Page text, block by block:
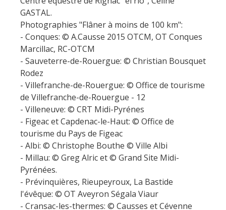
GASTAL.
Photographies "Flâner à moins de 100 km":
- Conques: © A.Causse 2015 OTCM, OT Conques
Marcillac, RC-OTCM
- Sauveterre-de-Rouergue: © Christian Bousquet
Rodez
- Villefranche-de-Rouergue: © Office de tourisme
de Villefranche-de-Rouergue - 12
- Villeneuve: © CRT Midi-Pyrénes
- Figeac et Capdenac-le-Haut: © Office de
tourisme du Pays de Figeac
- Albi: © Christophe Bouthe © Ville Albi
- Millau: © Greg Alric et © Grand Site Midi-
Pyrénées.
- Prévinquières, Rieupeyroux, La Bastide
l'évêque: © OT Aveyron Ségala Viaur
- Cransac-les-thermes: © Causses et Cévenne